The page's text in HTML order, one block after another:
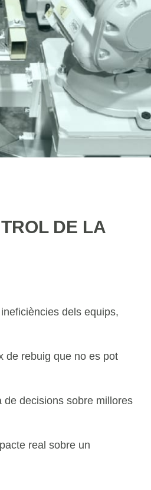
DE LA
dels equips,
de rebuig que no es pot
decisions sobre millores
real sobre un